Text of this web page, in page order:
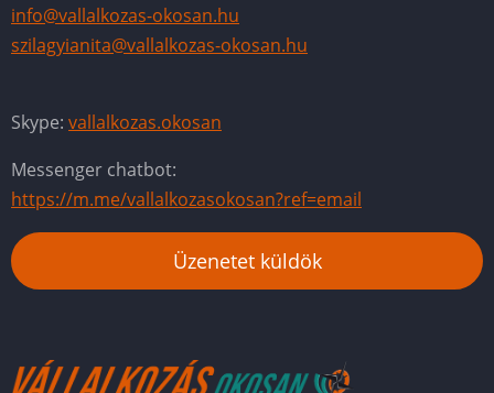
info@vallalkozas-okosan.hu
szilagyianita@vallalkozas-okosan.hu
Skype: vallalkozas.okosan
Messenger chatbot:
https://m.me/vallalkozasokosan?ref=email
Üzenetet küldök